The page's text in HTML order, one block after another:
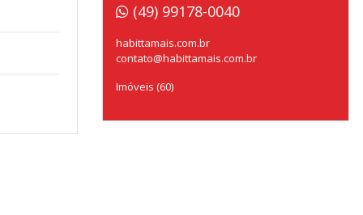
(49) 99178-0040
habittamais.com.br
contato@habittamais.com.br
Imóveis (60)